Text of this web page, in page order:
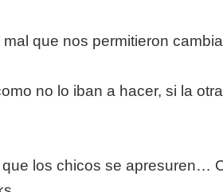
mal que nos permitieron
no lo iban a hacer, si la
que los chicos se apresuren…